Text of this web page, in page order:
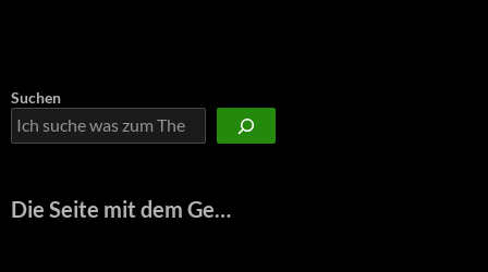
Suchen
Die Seite mit dem Ge…